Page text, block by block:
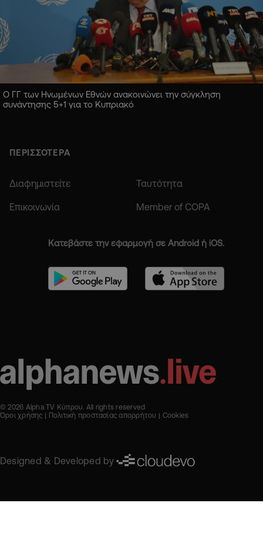
Ο ΓΓ των Ηνωμένων Εθνών ανακοινώνει την σύγκληση
συνάντησης 5+1 για το Κυπριακό
ΠΕΡΙΣΣΟΤΕΡΑ
Διαφημιστείτε Ταυτότητα
Επικοινωνία Member of COPA
Κατεβάστε την εφαρμογή σε Android ή iOS.
© 2026 Alpha TV Κύπρου. All rights reserved
Όροι χρήσης
Πολιτική προστασίας απορρήτου Cookies
Designed & Developed by